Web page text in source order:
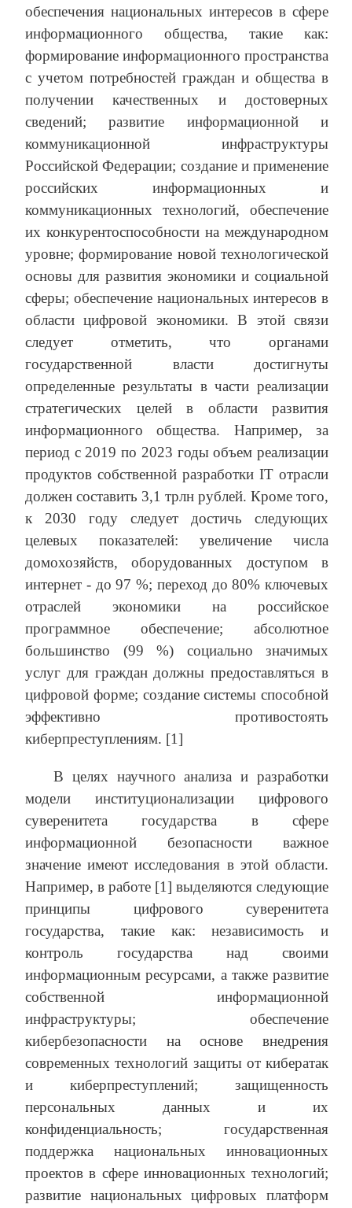
обеспечения национальных интересов в сфере
информационного общества, такие как:
формирование информационного пространства
с учетом потребностей граждан и общества в
получении качественных и достоверных
сведений; развитие информационной и
коммуникационной инфраструктуры
Российской Федерации; создание и применение
российских информационных и
коммуникационных технологий, обеспечение
их конкурентоспособности на международном
уровне; формирование новой технологической
основы для развития экономики и социальной
сферы; обеспечение национальных интересов в
области цифровой экономики. В этой связи
следует отметить, что органами
государственной власти достигнуты
определенные результаты в части реализации
стратегических целей в области развития
информационного общества. Например, за
период с 2019 по 2023 годы объем реализации
продуктов собственной разработки IT отрасли
должен составить 3,1 трлн рублей. Кроме того,
к 2030 году следует достичь следующих
целевых показателей: увеличение числа
домохозяйств, оборудованных доступом в
интернет - до 97 %; переход до 80% ключевых
отраслей экономики на российское
программное обеспечение; абсолютное
большинство (99 %) социально значимых
услуг для граждан должны предоставляться в
цифровой форме; создание системы способной
эффективно противостоять
киберпреступлениям. [1]
В целях научного анализа и разработки
модели институционализации цифрового
суверенитета государства в сфере
информационной безопасности важное
значение имеют исследования в этой области.
Например, в работе [1] выделяются следующие
принципы цифрового суверенитета
государства, такие как: независимость и
контроль государства над своими
информационным ресурсами, а также развитие
собственной информационной
инфраструктуры; обеспечение
кибербезопасности на основе внедрения
современных технологий защиты от кибератак
и киберпреступлений; защищенность
персональных данных и их
конфиденциальность; государственная
поддержка национальных инновационных
проектов в сфере инновационных технологий;
развитие национальных цифровых платформ